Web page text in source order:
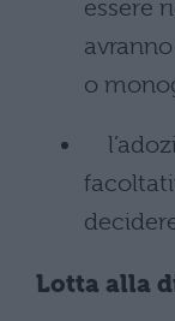
essere
o
Lotta alla